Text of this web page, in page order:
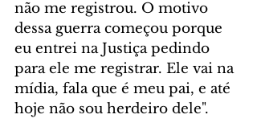
não me registrou. O motivo
dessa guerra começou porque
eu entrei na Justiça pedindo
para ele me registrar. Ele vai na
mídia, fala que é meu pai, e até
hoje não sou herdeiro dele".